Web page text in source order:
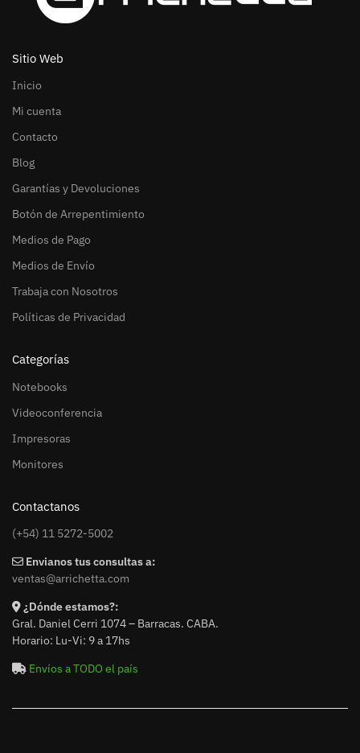
Sitio Web
Inicio
Mi cuenta
Contacto
Blog
Garantías y Devoluciones
Botón de Arrepentimiento
Medios de Pago
Medios de Envío
Trabaja con Nosotros
Políticas de Privacidad
Categorías
Notebooks
Videoconferencia
Impresoras
Monitores
Contactanos
(+54) 11 5272-5002
Envianos tus consultas a:
ventas@arrichetta.com
¿Dónde estamos?:
Gral. Daniel Cerri 1074 – Barracas. CABA.
Horario: Lu-Vi: 9 a 17hs
Envíos a TODO el país